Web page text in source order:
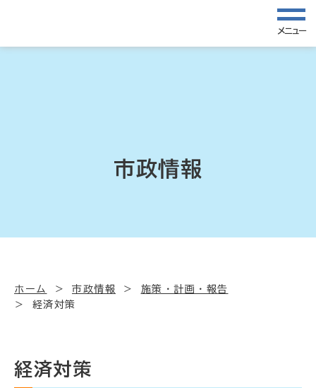
メニュー
市政情報
ホーム 市政情報
施策・計画・報告
経済対策
経済対策